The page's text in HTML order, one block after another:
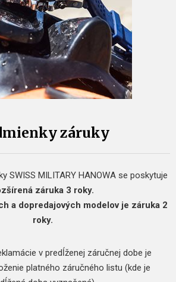
záruky
SWISS MILITARY HANOWA se poskytuje
záruka 3 roky.
a dopredajových modelov je záruka 2
roky.
v predĺženej záručnej dobe je
platného záručného listu (kde je